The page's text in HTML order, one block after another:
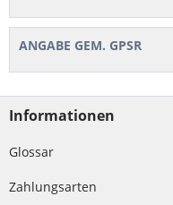
ANGABE GEM. GPSR
Informationen
Glossar
Zahlungsarten